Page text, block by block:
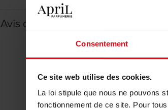
Consentement
Ce site web utilise des cookies.
La loi stipule que nous ne pouvons
fonctionnement de ce site. Pour
Avis client